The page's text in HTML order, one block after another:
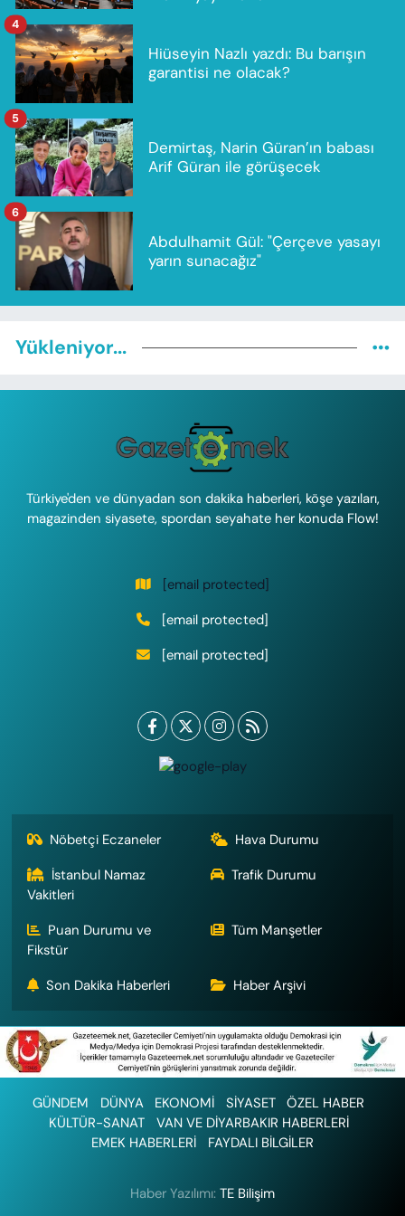
Hiüseyin Nazlı yazdı: Bu barışın
garantisi ne olacak?
4
Demirtaş, Narin Güran’ın babası
Arif Güran ile görüşecek
5
Abdulhamit Gül: "Çerçeve yasayı
yarın sunacağız"
6
Yükleniyor...
Türkiye'den ve dünyadan son dakika haberleri, köşe yazıları,
magazinden siyasete, spordan seyahate her konuda Flow!
[email protected]
[email protected]
[email protected]
Nöbetçi Eczaneler
Hava Durumu
İstanbul Namaz
Vakitleri
Trafik Durumu
Puan Durumu ve
Fikstür
Tüm Manşetler
Son Dakika Haberleri Haber Arşivi
GÜNDEM DÜNYA EKONOMİ SİYASET
ÖZEL HABER
KÜLTÜR-SANAT
VAN VE DİYARBAKIR HABERLERİ
EMEK HABERLERİ
FAYDALI BİLGİLER
Haber Yazılımı: TE Bilişim